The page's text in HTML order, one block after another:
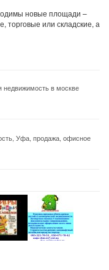
новые площади –
торговые или складские, а
недвижимость в москве
Уфа, продажа, офисное